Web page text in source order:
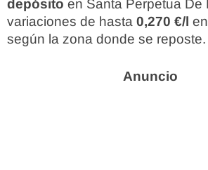
depósito en Santa Perpetua De
variaciones de hasta 0,270 €/l
según la zona donde se reposte.